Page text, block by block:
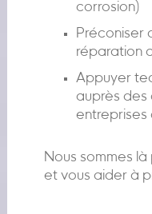
corrosion)
Préconiser
réparation
Appuyer
auprès des
entreprises
Nous sommes
et vous aider à